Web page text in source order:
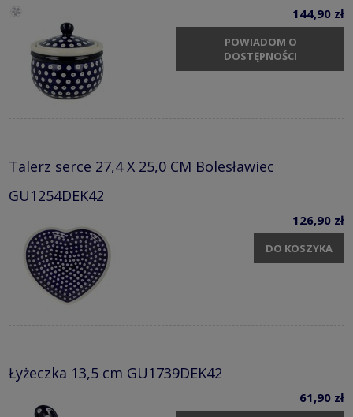
144,90 zł
POWIADOM O
DOSTĘPNOŚCI
Talerz serce 27,4 X 25,0 CM Bolesławiec
GU1254DEK42
126,90 zł
DO KOSZYKA
Łyżeczka 13,5 cm GU1739DEK42
61,90 zł